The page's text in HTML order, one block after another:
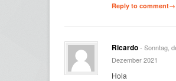
Reply to comment→
Ricardo- Sonntag,
Dezember 2021
Hola